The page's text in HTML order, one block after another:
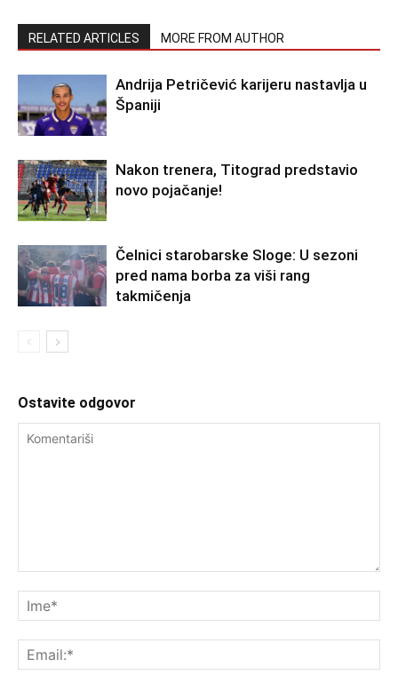
RELATED ARTICLES MORE FROM AUTHOR
Andrija Petričević karijeru nastavlja u
Španiji
Nakon trenera, Titograd predstavio
novo pojačanje!
Čelnici starobarske Sloge: U sezoni
pred nama borba za viši rang
takmičenja
Ostavite odgovor